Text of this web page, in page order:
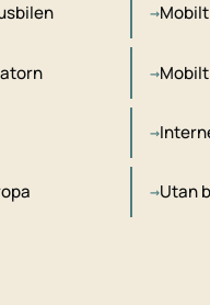
Utan